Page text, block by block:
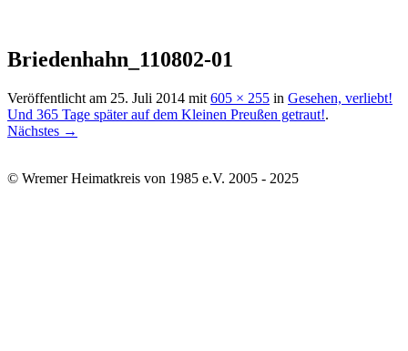
Briedenhahn_110802-01
Veröffentlicht am 25. Juli 2014 mit 605 × 255 in Gesehen, verliebt!
Und 365 Tage später auf dem Kleinen Preußen getraut!.
Nächstes →
© Wremer Heimatkreis von 1985 e.V. 2005 - 2025